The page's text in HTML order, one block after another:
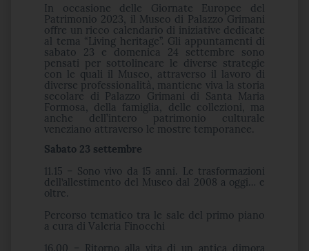
In occasione delle Giornate Europee del
Patrimonio 2023, il Museo di Palazzo Grimani
offre un ricco calendario di iniziative dedicate
al tema “Living heritage”. Gli appuntamenti di
sabato 23 e domenica 24 settembre sono
pensati per sottolineare le diverse strategie
con le quali il Museo, attraverso il lavoro di
diverse professionalità, mantiene viva la storia
secolare di Palazzo Grimani di Santa Maria
Formosa, della famiglia, delle collezioni, ma
anche dell’intero patrimonio culturale
veneziano attraverso le mostre temporanee.
Sabato 23 settembre
11.15 – Sono vivo da 15 anni. Le trasformazioni
dell’allestimento del Museo dal 2008 a oggi… e
oltre.
Percorso tematico tra le sale del primo piano
a cura di Valeria Finocchi
16.00 – Ritorno alla vita di un antica dimora